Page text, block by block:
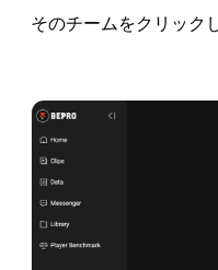
そのチームをクリック